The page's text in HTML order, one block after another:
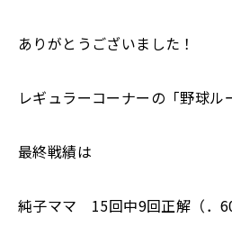
ありがとうございました！
レギュラーコーナーの「野球ル
最終戦績は
純子ママ 15回中9回正解（．